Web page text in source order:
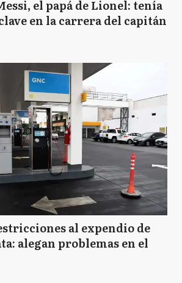
el papá de Lionel: tenía
en la carrera del capitán
al expendio de
alegan problemas en el